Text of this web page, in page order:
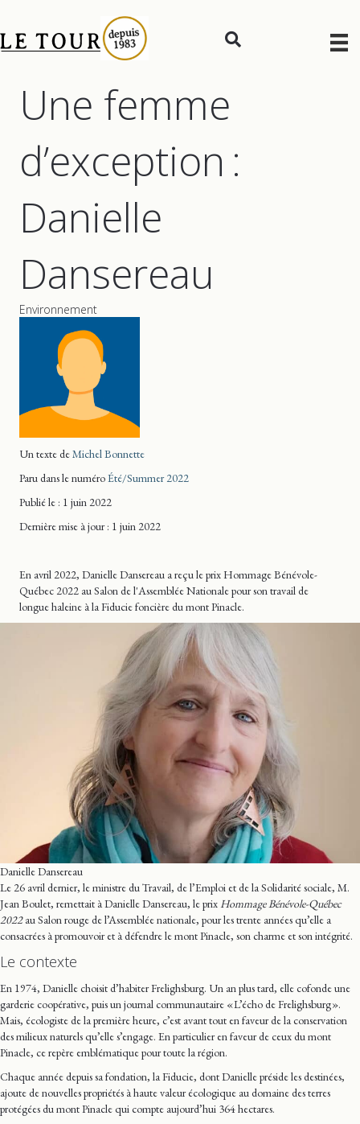
Une femme
d’exception :
Danielle
Dansereau
Environnement
Un texte deMichel Bonnette
Paru dans le numéroÉté/Summer 2022
Publié le : 1 juin 2022
Dernière mise à jour: 1 juin 2022
En avril 2022, Danielle Dansereau a reçu le prix Hommage Bénévole-
Québec 2022 au Salon de l'Assemblée Nationale pour son travail de
longue haleine à la Fiducie foncière du mont Pinacle.
Danielle Dansereau
Le 26 avril dernier, le ministre du Travail, de l’Emploi et de la Solidarité sociale, M.
Jean Boulet, remettait à Danielle Dansereau, le prix Hommage Bénévole-Québec
2022au Salon rouge de l’Assemblée nationale, pour les trente années qu’elle a
consacrées à promouvoir et à défendre le mont Pinacle, son charme et son intégrité.
Le contexte
En 1974, Danielle choisit d’habiter Frelighsburg. Un an plus tard, elle cofonde une
garderie coopérative, puis un journal communautaire « L’écho de Frelighsburg ».
Mais, écologiste de la première heure, c’est avant tout en faveur de la conservation
des milieux naturels qu’elle s’engage. En particulier en faveur de ceux du mont
Pinacle, ce repère emblématique pour toute la région.
Chaque année depuis sa fondation, la Fiducie, dont Danielle préside les destinées,
ajoute de nouvelles propriétés à haute valeur écologique au domaine des terres
protégées du mont Pinacle qui compte aujourd’hui 364 hectares.